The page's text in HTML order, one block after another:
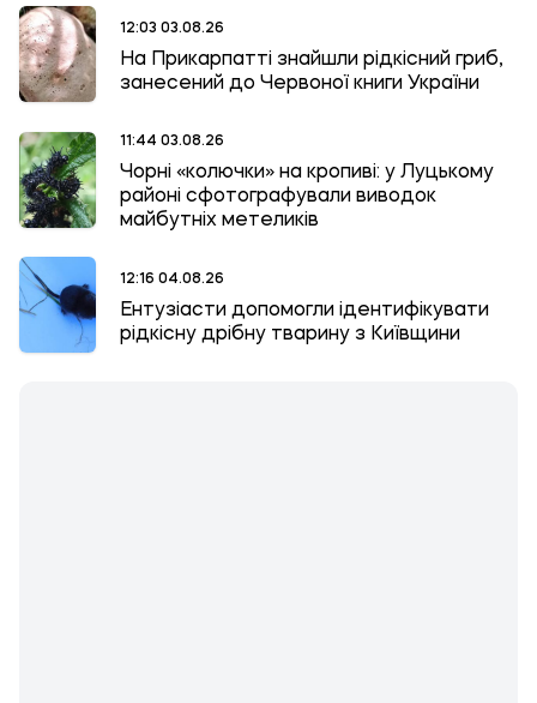
12:03 03.08.26
На Прикарпатті знайшли рідкісний гриб,
занесений до Червоної книги України
11:44 03.08.26
Чорні «колючки» на кропиві: у Луцькому
районі сфотографували виводок
майбутніх метеликів
12:16 04.08.26
Ентузіасти допомогли ідентифікувати
рідкісну дрібну тварину з Київщини